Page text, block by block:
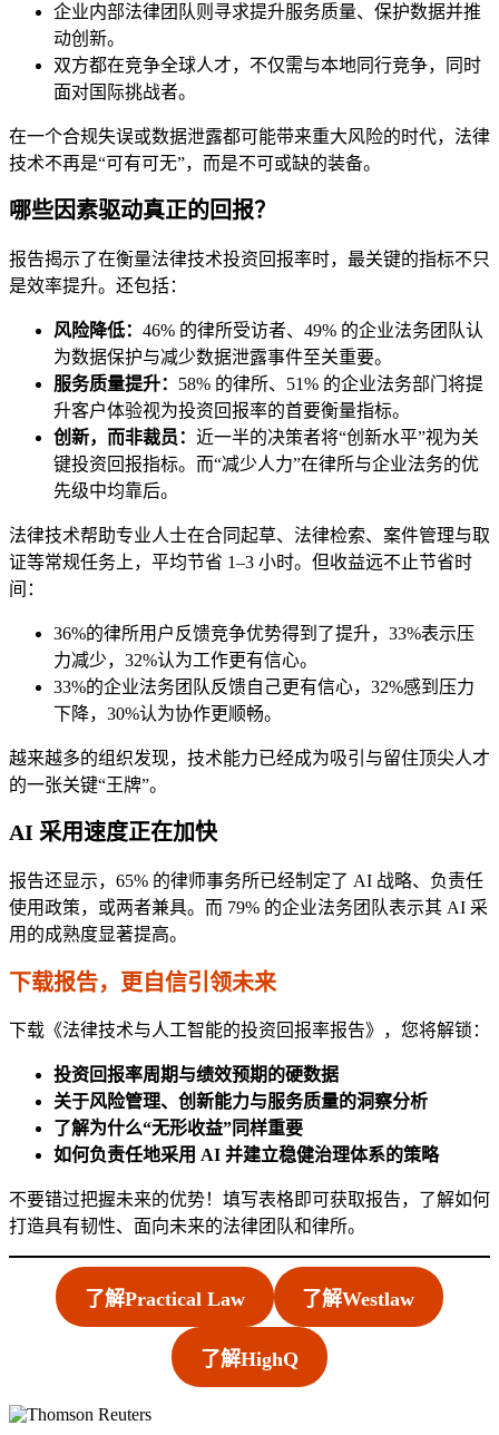
企业内部法律团队则寻求提升服务质量、保护数据并推
动创新。
双方都在竞争全球人才，不仅需与本地同行竞争，同时
面对国际挑战者。
在一个合规失误或数据泄露都可能带来重大风险的时代，法律
技术不再是“可有可无”，而是不可或缺的装备。
哪些因素驱动真正的回报？
报告揭示了在衡量法律技术投资回报率时，最关键的指标不只
是效率提升。还包括：
风险降低： 46% 的律所受访者、49% 的企业法务团队认
为数据保护与减少数据泄露事件至关重要。
服务质量提升： 58% 的律所、51% 的企业法务部门将提
升客户体验视为投资回报率的首要衡量指标。
创新，而非裁员： 近一半的决策者将“创新水平”视为关
键投资回报指标。而“减少人力”在律所与企业法务的优
先级中均靠后。
法律技术帮助专业人士在合同起草、法律检索、案件管理与取
证等常规任务上，平均节省 1–3 小时。但收益远不止节省时
间：
36%的律所用户反馈竞争优势得到了提升，33%表示压
力减少，32%认为工作更有信心。
33%的企业法务团队反馈自己更有信心，32%感到压力
下降，30%认为协作更顺畅。
越来越多的组织发现，技术能力已经成为吸引与留住顶尖人才
的一张关键“王牌”。
AI 采用速度正在加快
报告还显示，65% 的律师事务所已经制定了 AI 战略、负责任
使用政策，或两者兼具。而 79% 的企业法务团队表示其 AI 采
用的成熟度显著提高。
下载报告，更自信引领未来
下载《法律技术与人工智能的投资回报率报告》，您将解锁：
投资回报率周期与绩效预期的硬数据
关于风险管理、创新能力与服务质量的洞察分析
了解为什么“无形收益”同样重要
如何负责任地采用 AI 并建立稳健治理体系的策略
不要错过把握未来的优势！填写表格即可获取报告，了解如何
打造具有韧性、面向未来的法律团队和律所。
了解Practical Law 了解Westlaw
了解HighQ